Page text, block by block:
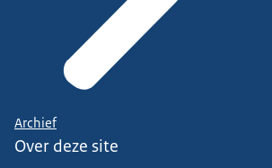
Archief
Over deze site